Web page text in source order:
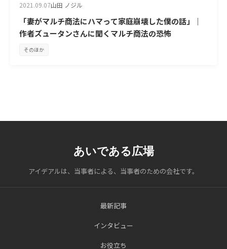
2021.09.07山田 ノジル
「妻がマルチ商法にハマって家庭崩壊した僕の話」｜
作者ズュータンさんに聞くマルチ商法の恐怖
そのほか
あいである広場
アイデアルは、当事者による、当事者のための会社です。
最新記事
インタビュー
お役立ち